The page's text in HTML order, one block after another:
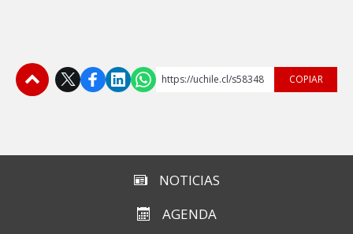
https://uchile.cl/s58348 COPIAR
NOTICIAS
AGENDA